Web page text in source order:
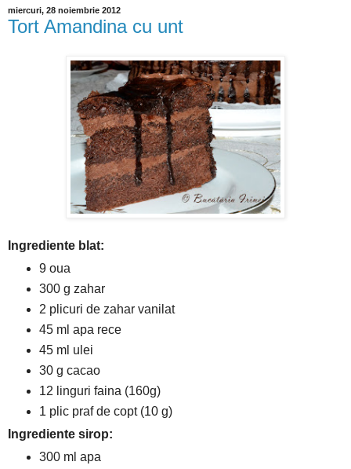
miercuri, 28 noiembrie 2012
Tort Amandina cu unt
Ingrediente blat:
9 oua
300 g zahar
2 plicuri de zahar vanilat
45 ml apa rece
45 ml ulei
30 g cacao
12 linguri faina (160g)
1 plic praf de copt (10 g)
Ingrediente sirop:
300 ml apa